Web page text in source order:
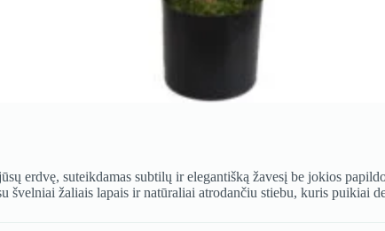
erdvę, suteikdamas subtilų ir elegantišką žavesį be jokios
žaliais lapais ir natūraliai atrodančiu stiebu, kuris puikiai